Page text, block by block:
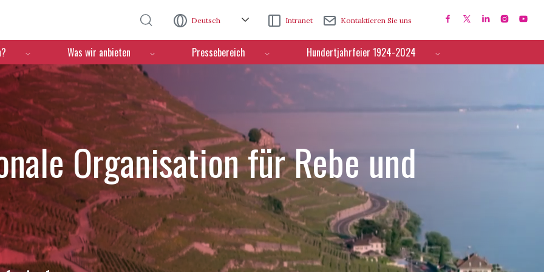
Deutsch Intranet Kontaktieren Sie uns
Was wir anbieten Pressebereich Hundertjahrfeier 1924-2024
Organisation für Rebe und